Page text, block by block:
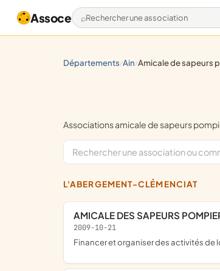
Assoce Rechercher une association
départements/ ain/ amicale de sapeurs
Associations amicale de sapeurs
L'ABERGEMENT-CLÉMENCIAT
AMICALE DES SAPEURS
2009-10-21
financer et organiser des activités